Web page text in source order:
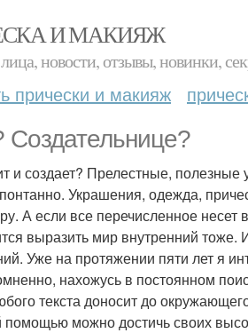
И МАКИЯЖ
новости, отзывы, новинки,
прически и макияж
Создательнице?
и создает? Прелестные,
Украшения, одежда,
А если все перечисленное несет
выразить мир внутренний
Уже на протяжении пяти лет я
нахожусь в постоянном
текста доносит до
помощью можно достичь своих